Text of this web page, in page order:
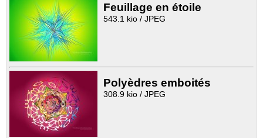
Feuillage en étoile
543.1 kio / JPEG
Polyèdres emboités
308.9 kio / JPEG